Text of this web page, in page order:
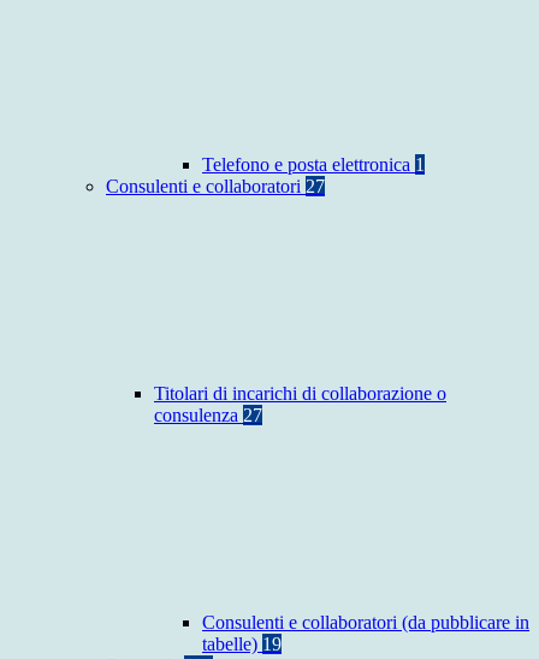
Telefono e posta elettronica 1
Consulenti e collaboratori 27
Titolari di incarichi di collaborazione o
consulenza 27
Consulenti e collaboratori (da pubblicare in
tabelle) 19